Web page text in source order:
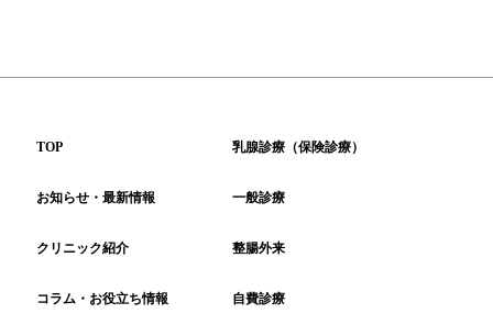
TOP
コラム・お役立ち情報
乳腺診療（保険診療）
自費診療
クリニック紹介
一般診療
お知らせ・最新情報
整腸外来